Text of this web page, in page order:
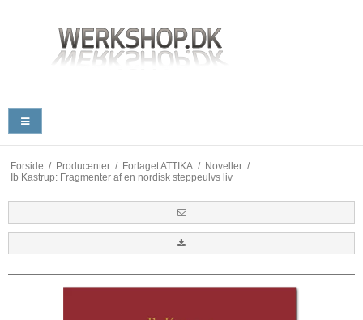
Forside / Producenter / Forlaget ATTIKA / Noveller /
Ib Kastrup: Fragmenter af en nordisk steppeulvs liv